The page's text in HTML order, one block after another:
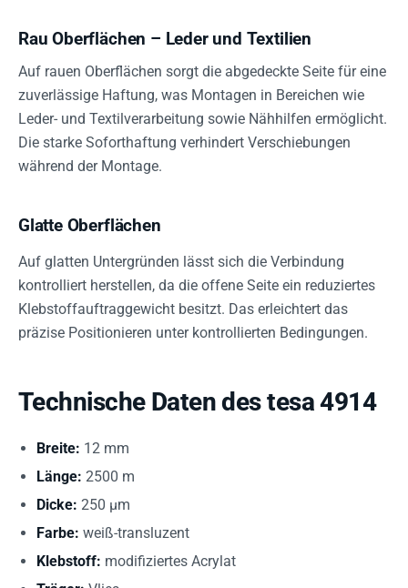
Rau Oberflächen – Leder und Textilien
Auf rauen Oberflächen sorgt die abgedeckte Seite für eine
zuverlässige Haftung, was Montagen in Bereichen wie
Leder- und Textilverarbeitung sowie Nähhilfen ermöglicht.
Die starke Soforthaftung verhindert Verschiebungen
während der Montage.
Glatte Oberflächen
Auf glatten Untergründen lässt sich die Verbindung
kontrolliert herstellen, da die offene Seite ein reduziertes
Klebstoffauftraggewicht besitzt. Das erleichtert das
präzise Positionieren unter kontrollierten Bedingungen.
Technische Daten des tesa 4914
Breite: 12 mm
Länge: 2500 m
Dicke: 250 µm
Farbe: weiß-transluzent
Klebstoff: modifiziertes Acrylat